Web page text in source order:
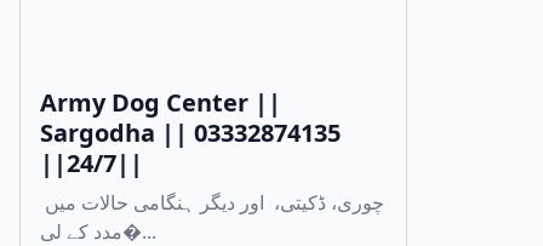
Army Dog Center ||
Sargodha || 03332874135
||24/7||
مدد کے لی�...